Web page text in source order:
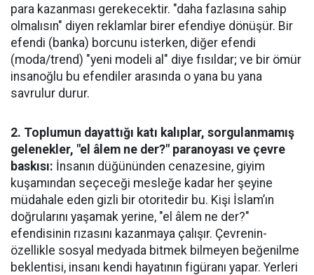
para kazanması gerekecektir. "daha fazlasına sahip
olmalısın" diyen reklamlar birer efendiye dönüşür. Bir
efendi (banka) borcunu isterken, diğer efendi
(moda/trend) "yeni modeli al" diye fısıldar; ve bir ömür
insanoğlu bu efendiler arasında o yana bu yana
savrulur durur.
2. Toplumun dayattığı katı kalıplar, sorgulanmamış
gelenekler, "el âlem ne der?" paranoyası ve çevre
baskısı: İnsanın düğününden cenazesine, giyim
kuşamından seçeceği mesleğe kadar her şeyine
müdahale eden gizli bir otoritedir bu. Kişi İslam’ın
doğrularını yaşamak yerine, "el âlem ne der?"
efendisinin rızasını kazanmaya çalışır. Çevrenin-
özellikle sosyal medyada bitmek bilmeyen beğenilme
beklentisi, insanı kendi hayatının figüranı yapar. Yerleri